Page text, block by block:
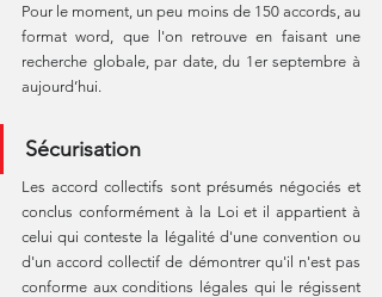
Pour le moment, un peu moins de 150 accords, au
format word, que l'on retrouve en faisant une
recherche globale, par date, du 1er septembre à
aujourd’hui.
Sécurisation
Les accord collectifs sont présumés négociés et
conclus conformément à la Loi et il appartient à
celui qui conteste la légalité d'une convention ou
d'un accord collectif de démontrer qu'il n'est pas
conforme aux conditions légales qui le régissent